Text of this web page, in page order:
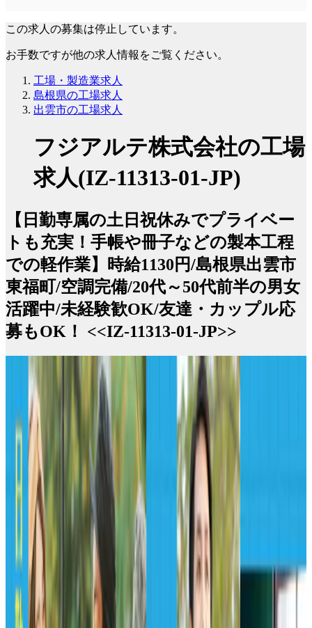
この求人の募集は停止しています。
お手数ですが他の求人情報をご覧ください。
工場・製造業求人
島根県の工場求人
出雲市の工場求人
フジアルテ株式会社の工場
求人(IZ-11313-01-JP)
【日勤専属の土日祝休みでプライベー
トも充実！手帳や冊子などの製本工程
での軽作業】時給1130円/島根県出雲市
東福町/空調完備/20代～50代前半の男女
活躍中/未経験歓OK/友達・カップル応
募もOK！ <<IZ-11313-01-JP>>